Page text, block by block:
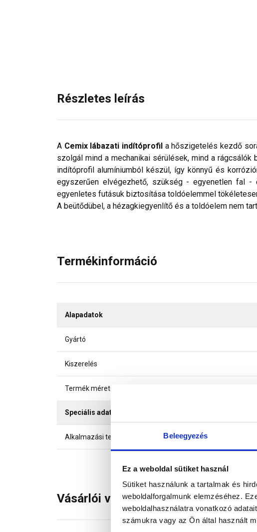
Beleegyezés
Ez a weboldal sütiket használ
Sütiket használunk a tartalmak és
weboldalforgalmunk elemzéséhez.
weboldalhasználatra vonatkozó
számukra vagy az Ön által használt
Részletes leírás
A Cemix lábazati indítóprofil a hőszigetelés kezdő
szolgál mind a mechanikai sérülések, mind a
indítóprofil alumíniumból készül, így könnyű és
egyszerűen elvégezhető, szükség - egyenetlen fal
egyenletes futásuk biztosítása toldóelemmel
A beütődübel, a hézagkiegyenlítő és a toldóelem nem
Termékinformáció
Alapadatok
Gyártó
Kiszerelés
Termék mérete (szxh)
Speciális adatok
Alkalmazási terület
Vásárlói vélemények